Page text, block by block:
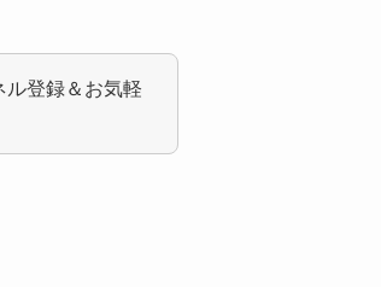
ル登録＆お気軽